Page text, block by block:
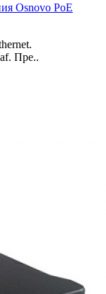
Osnovo PoE
Пре..